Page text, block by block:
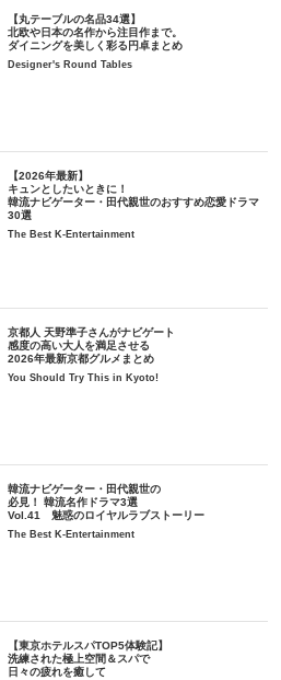
【丸テーブルの名品34選】
北欧や日本の名作から注目作まで。
ダイニングを美しく彩る円卓まとめ
Designer's Round Tables
【2026年最新】
キュンとしたいときに！
韓流ナビゲーター・田代親世のおすすめ恋愛ドラマ
30選
The Best K-Entertainment
京都人 天野準子さんがナビゲート
感度の高い大人を満足させる
2026年最新京都グルメまとめ
You Should Try This in Kyoto!
韓流ナビゲーター・田代親世の
必見！ 韓流名作ドラマ3選
Vol.41 魅惑のロイヤルラブストーリー
The Best K-Entertainment
【東京ホテルスパTOP5体験記】
洗練された極上空間＆スパで
日々の疲れを癒して